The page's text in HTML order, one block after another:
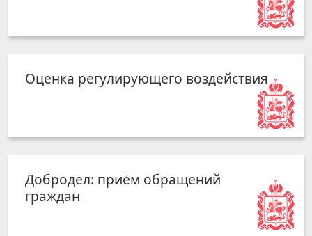
Оценка регулирующего воздействия
Добродел: приём обращений
граждан